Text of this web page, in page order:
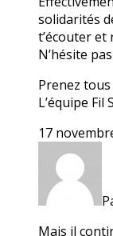
solidarités
t’écouter
N’hésite
Prenez
L’équipe Fil
17
Mais il